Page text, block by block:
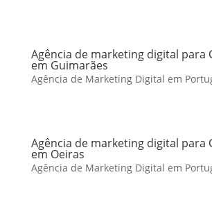
Agência de marketing digital para
em Guimarães
Agência de Marketing Digital em
Agência de marketing digital para
em Oeiras
Agência de Marketing Digital em